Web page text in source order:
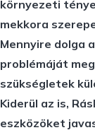
környezeti
mekkora
Mennyire dolga
problémáját
szükségletek
Kiderül az is,
eszközöket